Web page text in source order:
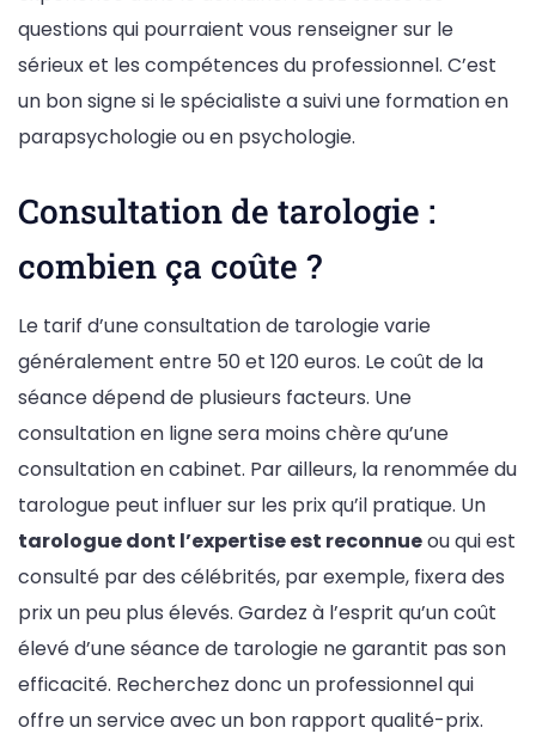
questions qui pourraient vous renseigner sur le
sérieux et les compétences du professionnel. C’est
un bon signe si le spécialiste a suivi une formation en
parapsychologie ou en psychologie.
Consultation de tarologie :
combien ça coûte ?
Le tarif d’une consultation de tarologie varie
généralement entre 50 et 120 euros. Le coût de la
séance dépend de plusieurs facteurs. Une
consultation en ligne sera moins chère qu’une
consultation en cabinet. Par ailleurs, la renommée du
tarologue peut influer sur les prix qu’il pratique. Un
tarologue dont l’expertise est reconnueou qui est
consulté par des célébrités, par exemple, fixera des
prix un peu plus élevés. Gardez à l’esprit qu’un coût
élevé d’une séance de tarologie ne garantit pas son
efficacité. Recherchez donc un professionnel qui
offre un service avec un bon rapport qualité-prix.